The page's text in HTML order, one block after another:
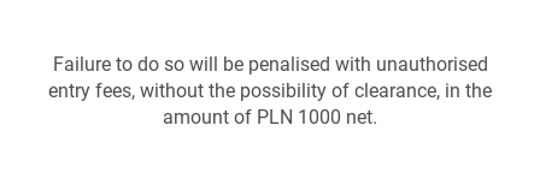
Failure to do so will be penalised with unauthorised
entry fees, without the possibility of clearance, in the
amount of PLN 1000 net.